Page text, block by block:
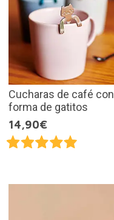
Cucharas de café con
forma de gatitos
14,90€